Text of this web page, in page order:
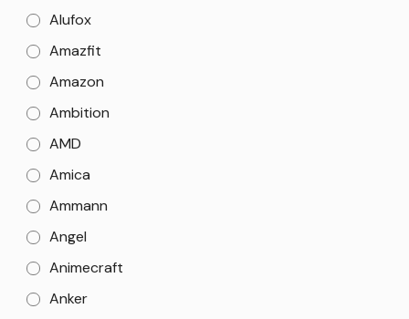
Alufox
Amazfit
Amazon
Ambition
AMD
Amica
Ammann
Angel
Animecraft
Anker